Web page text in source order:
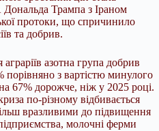
Трампа з Іраном
протоки, що спричинило
та добрив.
азотна група добрив
з вартістю минулого
67% дорожче, ніж у 2025 році.
по-різному відбивається
вразливими до підвищення
молочні ферми